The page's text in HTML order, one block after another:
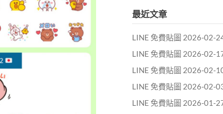
最近文章
LINE 免費貼圖 2026-02-
LINE 免費貼圖 2026-02-
LINE 免費貼圖 2026-02-
LINE 免費貼圖 2026-02-
LINE 免費貼圖 2026-01-